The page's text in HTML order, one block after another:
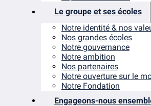
Le groupe et ses écoles
Notre identité & nos
Nos grandes écoles
Notre gouvernance
Notre ambition
Nos partenaires
Notre ouverture sur le
Notre Fondation
Engageons-nous